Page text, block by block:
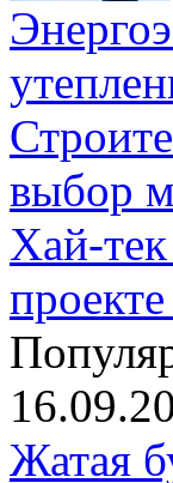
выбор
Хай-
Жатая